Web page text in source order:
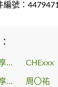
編號：4479471
Wifi分享器安裝 CHExxx
Wifi分享器安裝 周〇祐